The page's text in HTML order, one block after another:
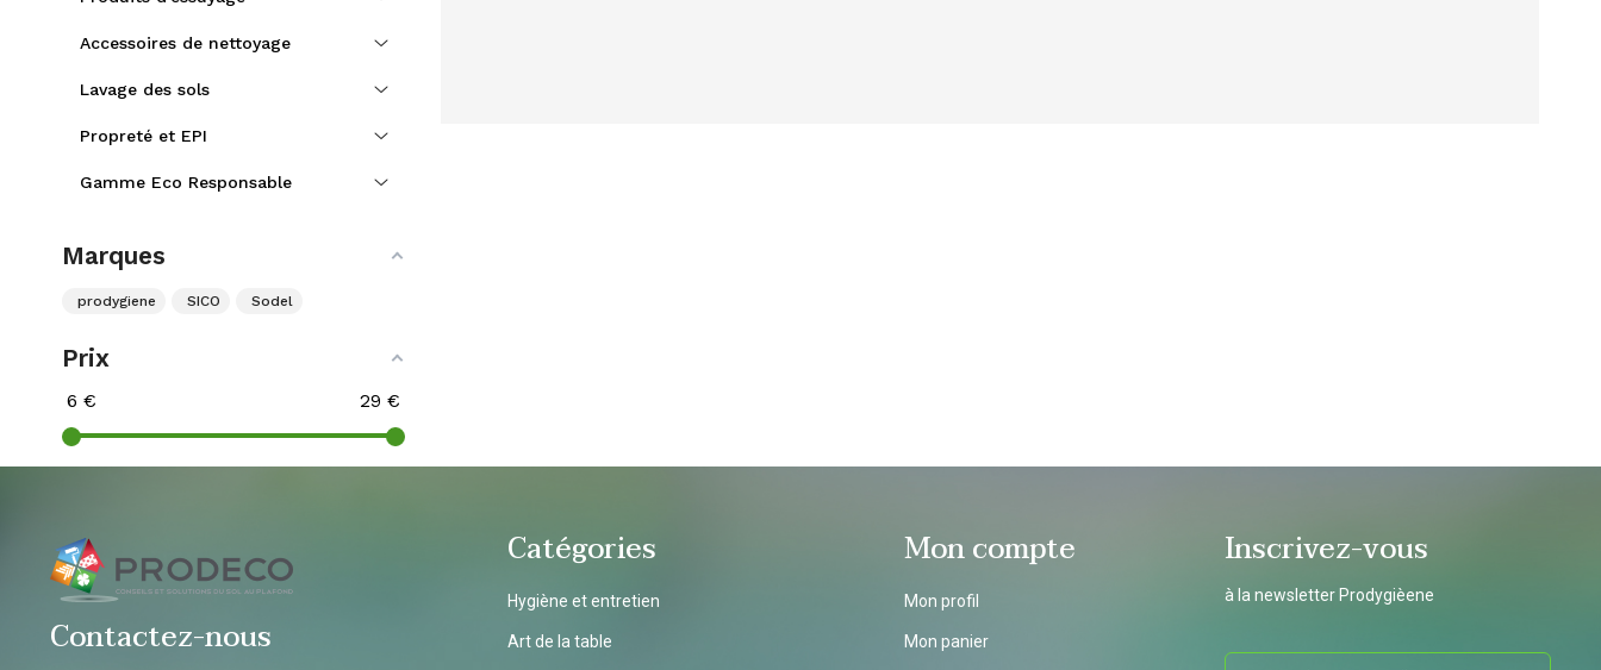
Accessoires de nettoyage
Lavage des sols
Propreté et EPI
Gamme Eco Responsable
Marques
prodygiene SICO Sodel
Prix
6 € 29 €
Contactez-nous
Catégories
Hygiène et entretien
Art de la table
Mon compte
Mon profil
Mon panier
Inscrivez-vous
à la newsletter Prodygièene